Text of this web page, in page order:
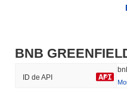
BNB
ID de API